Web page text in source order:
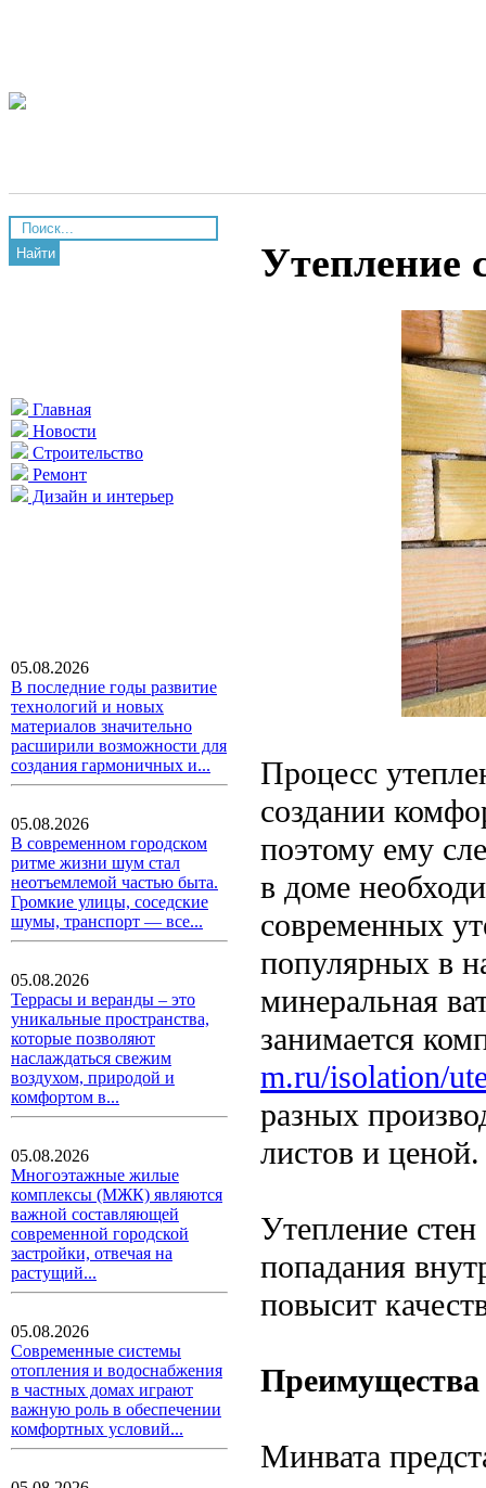
Найти
Главная
Новости
Строительство
Ремонт
Дизайн и интерьер
05.08.2026
В последние годы развитие
технологий и новых
материалов значительно
расширили возможности для
создания гармоничных и...
05.08.2026
В современном городском
ритме жизни шум стал
неотъемлемой частью быта.
Громкие улицы, соседские
шумы, транспорт — все...
05.08.2026
Террасы и веранды – это
уникальные пространства,
которые позволяют
наслаждаться свежим
воздухом, природой и
комфортом в...
05.08.2026
Многоэтажные жилые
комплексы (МЖК) являются
важной составляющей
современной городской
застройки, отвечая на
растущий...
05.08.2026
Современные системы
отопления и водоснабжения
в частных домах играют
важную роль в обеспечении
комфортных условий...
Утепление
Процесс
создании
поэтому ему
в доме
современных
популярных в
минеральная
занимается
m.ru/isolation/
разных
листов и ценой.
Утепление
попадания
повысит
Преимущества
Минвата